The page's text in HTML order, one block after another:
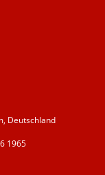
Deutschland
1965